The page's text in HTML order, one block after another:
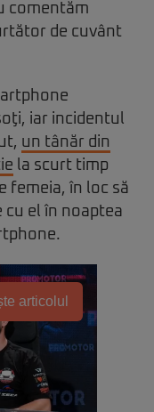
comentăm
de cuvânt
iar incidentul
un tânăr din
la scurt timp
femeia, în loc să
el în noaptea
articolul